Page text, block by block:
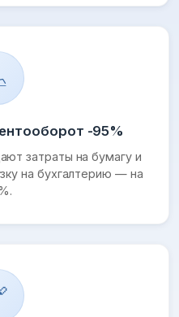
-95%
затраты на бумагу и
на бухгалтерию — на